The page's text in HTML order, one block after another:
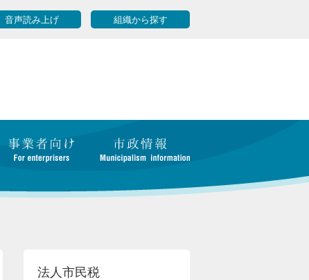
音声読み上げ 組織から探す
法人市民税